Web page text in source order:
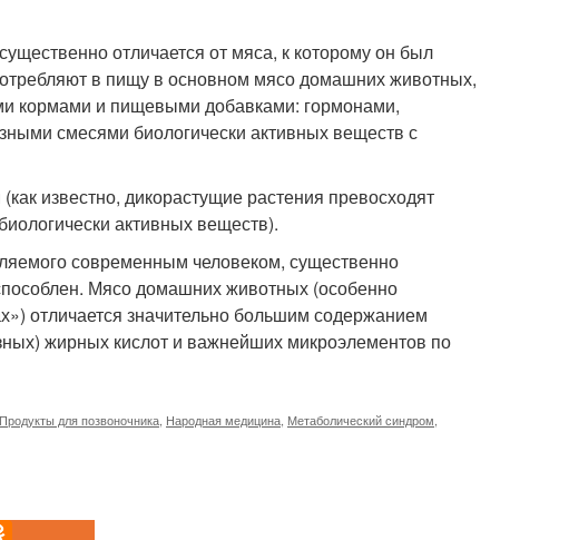
отличается от мяса, к которому он был
в пищу в основном мясо домашних животных,
кормами и пищевыми добавками: гормонами,
смесями биологически активных веществ с
известно, дикорастущие растения превосходят
активных веществ).
современным человеком, существенно
Мясо домашних животных (особенно
значительно большим содержанием
жирных кислот и важнейших микроэлементов по
Продукты для позвоночника Народная медицина Метаболический синдром